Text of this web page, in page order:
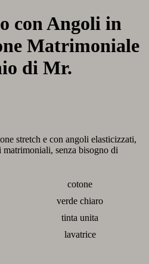
con Angoli in
Matrimoniale
di Mr.
stretch e con angoli elasticizzati,
matrimoniali, senza bisogno di
cotone
verde chiaro
tinta unita
lavatrice